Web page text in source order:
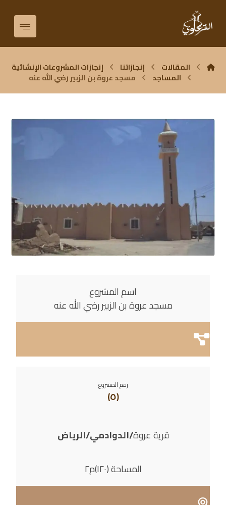
المقالات إنجازاتنا
إنجازات المشروعات الإنشائية
المساجد
مسجد عروة بن الزبير رضي الله عنه
اسم المشروع
مسجد عروة بن الزبير رضي الله عنه
رقم المشروع
(٥)
قرية عروة/الدوادمي/الرياض
المساحة (١٢٠)م٢